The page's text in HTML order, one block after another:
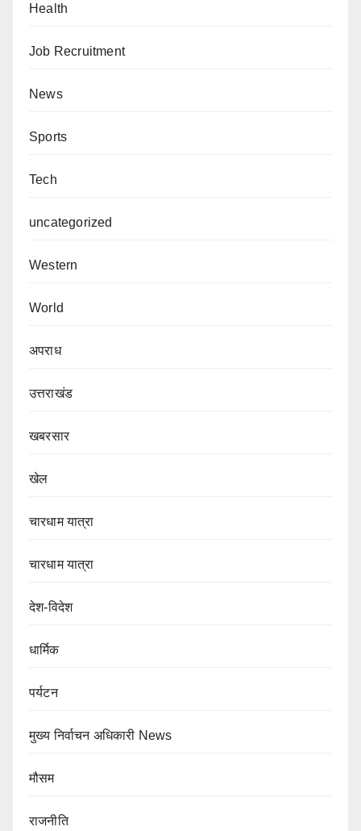
Health
Job Recruitment
News
Sports
Tech
uncategorized
Western
World
अपराध
उत्तराखंड
खबरसार
खेल
चारधाम यात्रा
चारधाम यात्रा
देश-विदेश
धार्मिक
पर्यटन
मुख्य निर्वाचन अधिकारी News
मौसम
राजनीति